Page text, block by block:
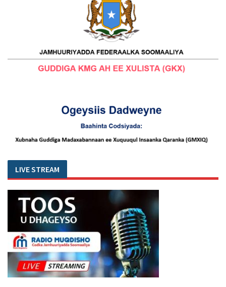
LIVE STREAM